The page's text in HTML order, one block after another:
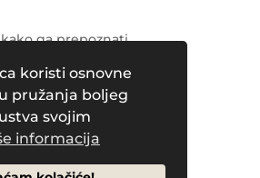
koristi osnovne
pružanja boljeg
svojim
informacija
ga prepoznati
očiju